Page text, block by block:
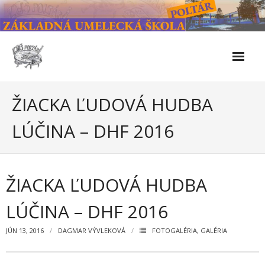
Skip
to
content
- Kontakty
- Súčasnosť
- Naše úspechy od roku 2019 – do 2024
ŽIACKA ĽUDOVÁ HUDBA
LÚČINA – DHF 2016
ŽIACKA ĽUDOVÁ HUDBA
LÚČINA – DHF 2016
JÚN 13, 2016 DAGMAR VÝVLEKOVÁ FOTOGALÉRIA, GALÉRIA